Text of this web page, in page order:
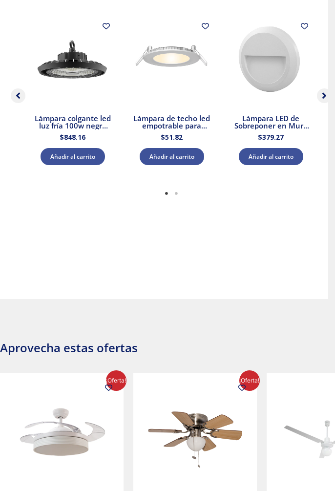
Lámpara colgante led
luz fría 100w negro
Tecnolite
$848.16
Añadir al carrito
Lámpara de techo led
empotrable para
interior luz cálida 9w
Tecnolite
$51.82
Añadir al carrito
Lámpara LED de
Sobreponer en Muro
Luz Cálida color
Blanco 1.62W Illux
$379.27
Añadir al carrito
Aprovecha estas ofertas
¡Oferta!
$2,986.97.
precio
actual
¡Oferta!
precio
actual